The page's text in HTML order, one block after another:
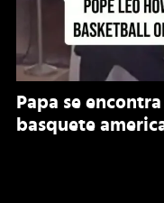
Papa se
basquete